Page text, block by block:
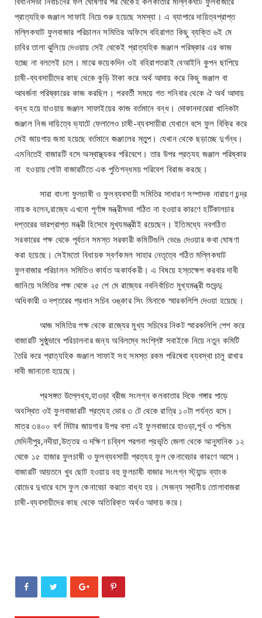
প্রাত্যহিক জঞ্জাল সাফাই নিয়ে শুরু হয়েছে সমস্যা। এ ব্যাপারে দায়িত্বপ্রাপ্ত
মল্লিকঘাট ফুলবাজার পরিচালন সমিতির অফিসে বহিরাগত কিছু ব্যক্তি ৬ই মে
চাবির তালা ঝুলিয়ে দেওয়ায় সেই থেকেই প্রাত্যহিক জঞ্জাল পরিষ্কার এর কাজ
হচ্ছে না বললেই চলে। মাঝে কয়েকদিন ওই বহিরাগতরাই বেআইনি কুপন ছাপিয়ে
চাষী-ব্যবসায়ীদের কাছ থেকে কুড়ি টাকা করে অর্থ আদায় করে কিছু জঞ্জাল বা
আবর্জনা পরিষ্কারের কাজ করছিল। পরবর্তী সময়ে গত শনিবার থেকে ঐ অর্থ আদায়
বন্ধ হয়ে যাওয়ায় জঞ্জাল সাফাইয়ের কাজ বর্তমানে বন্ধ। দোকানদারেরা খানিকটা
জঞ্জাল নিজ দায়িত্বে ভ্যাটে ফেলালেও চাষী-ব্যবসায়ীরা যেখানে বসে ফুল বিক্রি করে
সেই জায়গায় জমা হয়েছে বর্তমানে জঞ্জালের স্তুপ। যেখান থেকে ছড়াচ্ছে দুর্গন্ধ।
এমনিতেই বাজারটি বসে অস্বাস্থ্যকর পরিবেশে। তার উপর প্রত্যহ জঞ্জাল পরিষ্কার
না হওয়ায় গোটা বাজারটিতে এক পুতিগন্ধময় পরিবেশ বিরাজ করছে।
সারা বাংলা ফুলচাষী ও ফুলব্যবসায়ী সমিতির সাধারণ সম্পাদক নারায়ণ চন্দ্র
নায়ক বলেন,রাজ্যে এখনো পূর্ণাঙ্গ মন্ত্রীসভা গঠিত না হওয়ার কারণে হর্টিকালচার
দপ্তরের ভারপ্রাপ্ত মন্ত্রী হিসেবে মুখ্যমন্ত্রীই রয়েছেন। ইতিমধ্যে নবগঠিত
সরকারের পক্ষ থেকে পূর্বতন সমস্ত সরকারী কমিটিগুলি ভেঙে দেওয়ার কথা ঘোষণা
করা হয়েছে। সেইমতো বিধায়ক স্বর্ণকমল সাহার নেতৃত্বে গঠিত মল্লিকঘাট
ফুলবাজার পরিচালন সমিতিও কার্যত অকার্যকরী। এ বিষয়ে হস্তক্ষেপ করবার দাবী
জানিয়ে সমিতির পক্ষ থেকে ২৫ শে মে রাজ্যের নবনির্বাচিত মুখ্যমন্ত্রী শুভেন্দু
অধিকারী ও দপ্তরের প্রধান সচিব ওঙ্কার সিং মিনাকে স্মারকলিপি দেওয়া হয়েছে।
আজ সমিতির পক্ষ থেকে রাজ্যের মুখ্য সচিবের নিকট স্মারকলিপি পেশ করে
বাজারটি সুষ্ঠুভাবে পরিচালনার জন্য অবিলম্বে সংশ্লিষ্ট সবাইকে নিয়ে নতুন কমিটি
তৈরি করে প্রাত্যহিক জঞ্জাল সাফাই সহ সমস্ত রকম পরিষেবা ব্যবস্থা চালু রাখার
দাবী জানানো হয়েছে।
প্রসঙ্গত উল্লেখ্য,হাওড়া ব্রীজ সংলগ্ন কলকাতার দিকে গঙ্গার পাড়ে
অবস্থিত ওই ফুলবাজারটি প্রত্যহ ভোর ৩ টে থেকে রাত্রি ১০টা পর্যন্ত বসে।
মাত্র ৩৪০০ বর্গ মিটার জায়গার উপর বসা এই ফুলবাজারে হাওড়া,পূর্ব ও পশ্চিম
মেদিনীপুর,নদীয়া,উত্তর ও দক্ষিণ চব্বিশ পরগনা প্রভৃতি জেলা থেকে আনুমানিক ১২
থেকে ১৫ হাজার ফুলচাষী ও ফুলব্যবসায়ী প্রত্যহ ফুল কেনাবেচার কারণে আসে।
বাজারটি আয়তনে খুব ছোট হওয়ায় বহু ফুলচাষী বাজার সংলগ্ন স্ট্যান্ড ব্যাংক
রোডের দুধারে বসে ফুল কেনাবেচা করতে বাধ্য হয়। সেজন্য স্থানীয় তোলাবাজরা
চাষী-ব্যবসায়ীদের কাছ থেকে অতিরিক্ত অর্থও আদায় করে।